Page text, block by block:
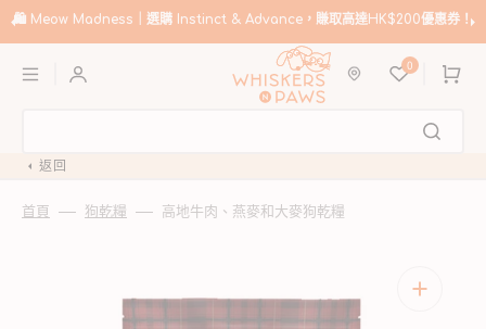
至
容
🛍️ Meow Madness｜選購 Instinct & Advance，賺取高達HK$200優惠券！
0
購
物
返回
首頁 狗乾糧 高地牛肉、燕麥和大麥狗乾糧